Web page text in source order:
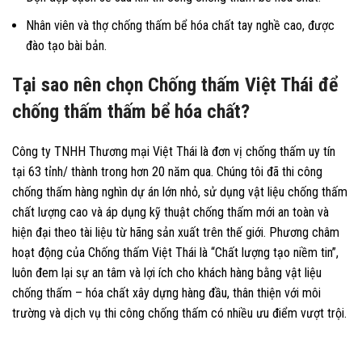
Nhân viên và thợ chống thấm bể hóa chất tay nghề cao, được
đào tạo bài bản.
Tại sao nên chọn Chống thấm Việt Thái để
chống thấm thấm bể hóa chất?
Công ty TNHH Thương mại Việt Thái là đơn vị chống thấm uy tín
tại 63 tỉnh/ thành trong hơn 20 năm qua. Chúng tôi đã thi công
chống thấm hàng nghìn dự án lớn nhỏ, sử dụng vật liệu chống thấm
chất lượng cao và áp dụng kỹ thuật chống thấm mới an toàn và
hiện đại theo tài liệu từ hãng sản xuất trên thế giới. Phương châm
hoạt động của Chống thấm Việt Thái là “Chất lượng tạo niềm tin”,
luôn đem lại sự an tâm và lợi ích cho khách hàng bằng vật liệu
chống thấm – hóa chất xây dựng hàng đầu, thân thiện với môi
trường và dịch vụ thi công chống thấm có nhiều ưu điểm vượt trội.